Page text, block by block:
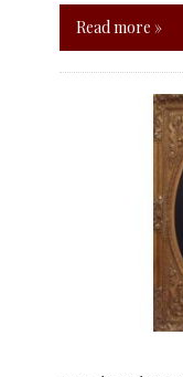
Read more »